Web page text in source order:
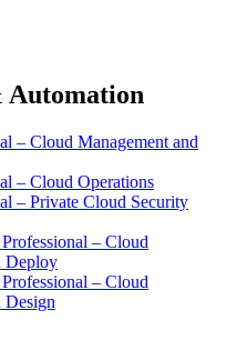
Automation
– Cloud Management and
– Cloud Operations
– Private Cloud Security
– Cloud
Deploy
– Cloud
Design